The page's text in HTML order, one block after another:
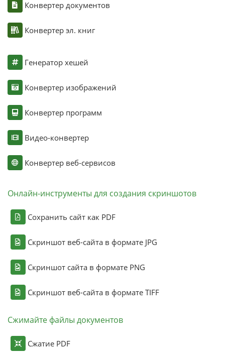
Конвертер документов
Конвертер эл. книг
Генератор хешей
Конвертер изображений
Конвертер программ
Видео-конвертер
Конвертер веб-сервисов
Онлайн-инструменты для создания скриншотов
Сохранить сайт как PDF
Скриншот веб-сайта в формате JPG
Скриншот сайта в формате PNG
Скриншот веб-сайта в формате TIFF
Сжимайте файлы документов
Сжатие PDF